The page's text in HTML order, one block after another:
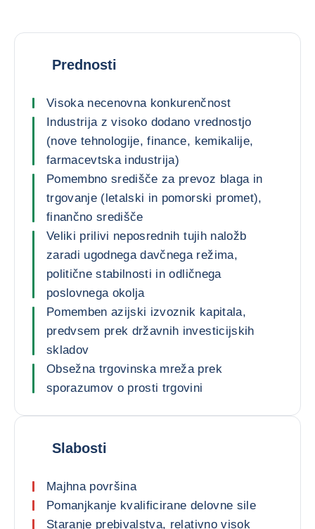
Prednosti
Visoka necenovna konkurenčnost
Industrija z visoko dodano vrednostjo
(nove tehnologije, finance, kemikalije,
farmacevtska industrija)
Pomembno središče za prevoz blaga in
trgovanje (letalski in pomorski promet),
finančno središče
Veliki prilivi neposrednih tujih naložb
zaradi ugodnega davčnega režima,
politične stabilnosti in odličnega
poslovnega okolja
Pomemben azijski izvoznik kapitala,
predvsem prek državnih investicijskih
skladov
Obsežna trgovinska mreža prek
sporazumov o prosti trgovini
Slabosti
Majhna površina
Pomanjkanje kvalificirane delovne sile
Staranje prebivalstva, relativno visok